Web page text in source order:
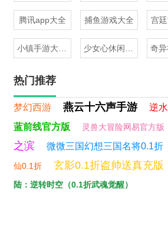
腾讯app大全 捕鱼游戏大全 宫
热门推荐
梦幻西游 燕云十六声手游 逆
蓝前线官方版
灵兽大冒险网易官方版
之滨
微微三国幻想三国名将0.1折
仙0.1折 玄影0.1折盗帅送真充版
陆：逆转时空（0.1折武魂觉醒）